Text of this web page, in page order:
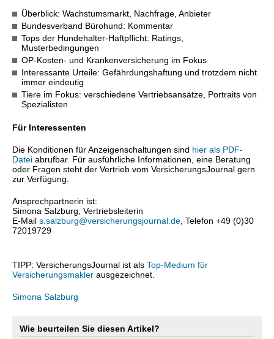
Überblick: Wachstumsmarkt, Nachfrage, Anbieter
Bundesverband Bürohund: Kommentar
Tops der Hundehalter-Haftpflicht: Ratings,
Musterbedingungen
OP-Kosten- und Krankenversicherung im Fokus
Interessante Urteile: Gefährdungshaftung und trotzdem nicht
immer eindeutig
Tiere im Fokus: verschiedene Vertriebsansätze, Portraits von
Spezialisten
Für Interessenten
Die Konditionen für Anzeigenschaltungen sind hier als PDF-
Datei abrufbar. Für ausführliche Informationen, eine Beratung
oder Fragen steht der Vertrieb vom VersicherungsJournal gern
zur Verfügung.
Ansprechpartnerin ist:
Simona Salzburg, Vertriebsleiterin
E-Mail s.salzburg@versicherungsjournal.de , Telefon +49 (0)30
72019729
TIPP: VersicherungsJournal ist als Top-Medium für
Versicherungsmakler ausgezeichnet.
Simona Salzburg
Wie beurteilen Sie diesen Artikel?